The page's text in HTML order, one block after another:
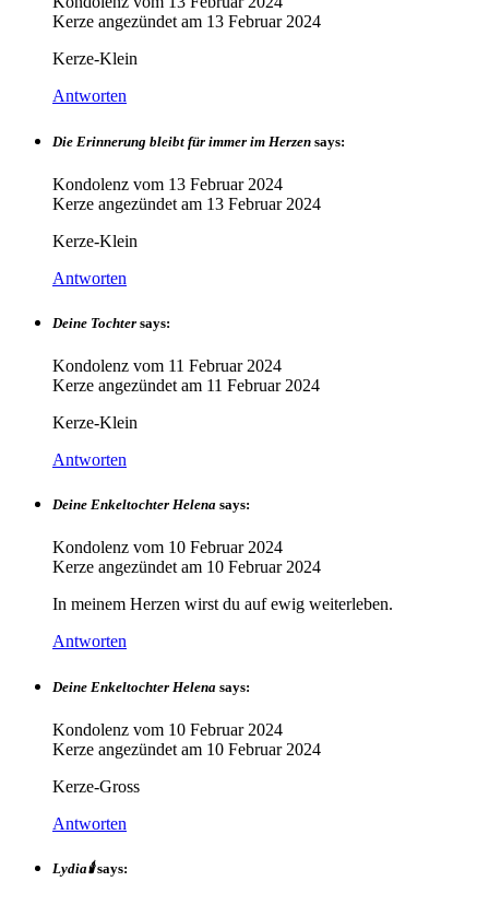
Kerze angezündet am 13 Februar 2024
Kerze-Klein
Antworten
Die Erinnerung bleibt für immer im Herzen says:
Kondolenz vom 13 Februar 2024
Kerze angezündet am 13 Februar 2024
Kerze-Klein
Antworten
Deine Tochter says:
Kondolenz vom 11 Februar 2024
Kerze angezündet am 11 Februar 2024
Kerze-Klein
Antworten
Deine Enkeltochter Helena says:
Kondolenz vom 10 Februar 2024
Kerze angezündet am 10 Februar 2024
In meinem Herzen wirst du auf ewig weiterleben.
Antworten
Deine Enkeltochter Helena says:
Kondolenz vom 10 Februar 2024
Kerze angezündet am 10 Februar 2024
Kerze-Gross
Antworten
Lydia🕯 says: